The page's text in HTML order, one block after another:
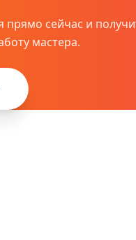
сейчас и
мастера.